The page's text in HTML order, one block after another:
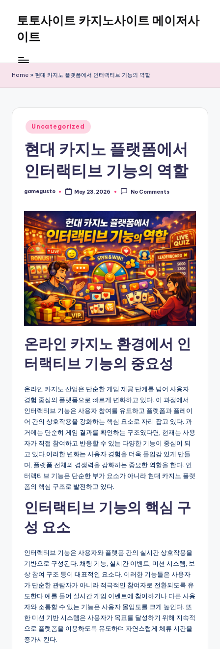
content
토토사이트 카지노사이트 메이저사
이트
Home » 현대 카지노 플랫폼에서 인터랙티브 기능의 역할
Posted
in
Uncategorized
현대 카지노 플랫폼에서
인터랙티브 기능의 역할
Posted
gamegusto May 23, 2026 No Comments
온라인 카지노 환경에서 인
터랙티브 기능의 중요성
온라인 카지노 산업은 단순한 게임 제공 단계를 넘어 사용자
경험 중심의 플랫폼으로 빠르게 변화하고 있다. 이 과정에서
인터랙티브 기능은 사용자 참여를 유도하고 플랫폼과 플레이
어 간의 상호작용을 강화하는 핵심 요소로 자리 잡고 있다. 과
거에는 단순히 게임 결과를 확인하는 구조였다면, 현재는 사용
자가 직접 참여하고 반응할 수 있는 다양한 기능이 중심이 되
고 있다.이러한 변화는 사용자 경험을 더욱 몰입감 있게 만들
며, 플랫폼 전체의 경쟁력을 강화하는 중요한 역할을 한다. 인
터랙티브 기능은 단순한 부가 요소가 아니라 현대 카지노 플랫
폼의 핵심 구조로 발전하고 있다.
인터랙티브 기능의 핵심 구
성 요소
인터랙티브 기능은 사용자와 플랫폼 간의 실시간 상호작용을
기반으로 구성된다. 채팅 기능, 실시간 이벤트, 미션 시스템, 보
상 참여 구조 등이 대표적인 요소다. 이러한 기능들은 사용자
가 단순한 관람자가 아니라 적극적인 참여자로 전환되도록 유
도한다.예를 들어 실시간 게임 이벤트에 참여하거나 다른 사용
자와 소통할 수 있는 기능은 사용자 몰입도를 크게 높인다. 또
한 미션 기반 시스템은 사용자가 목표를 달성하기 위해 지속적
으로 플랫폼을 이용하도록 유도하며 자연스럽게 체류 시간을
증가시킨다.